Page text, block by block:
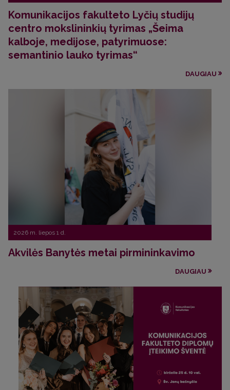
Komunikacijos fakulteto Lyčių studijų
centro mokslininkių tyrimas „Šeima
kalboje, medijose, patyrimuose:
semantinio lauko tyrimas“
DAUGIAU
2026 m. liepos 1 d.
Akvilės Banytės metai pirmininkavimo
DAUGIAU